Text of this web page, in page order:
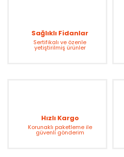
Sağlıklı Fidanlar
Sertifikalı ve özenle
yetiştirilmiş ürünler
Hızlı Kargo
Korunaklı paketleme ile
güvenli gönderim